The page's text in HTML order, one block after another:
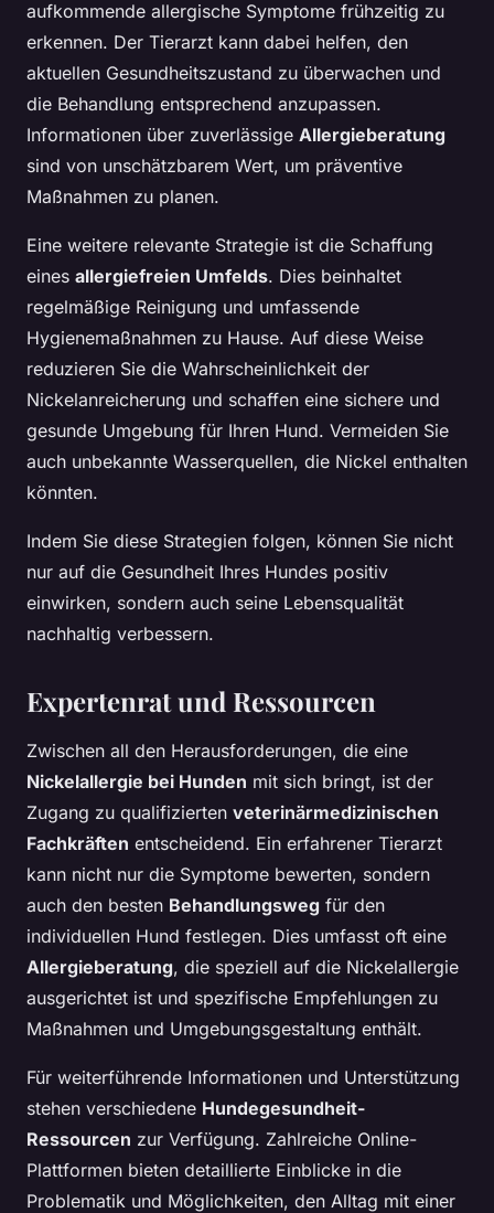
aufkommende allergische Symptome frühzeitig zu
erkennen. Der Tierarzt kann dabei helfen, den
aktuellen Gesundheitszustand zu überwachen und
die Behandlung entsprechend anzupassen.
Informationen über zuverlässige Allergieberatung
sind von unschätzbarem Wert, um präventive
Maßnahmen zu planen.
Eine weitere relevante Strategie ist die Schaffung
eines allergiefreien Umfelds. Dies beinhaltet
regelmäßige Reinigung und umfassende
Hygienemaßnahmen zu Hause. Auf diese Weise
reduzieren Sie die Wahrscheinlichkeit der
Nickelanreicherung und schaffen eine sichere und
gesunde Umgebung für Ihren Hund. Vermeiden Sie
auch unbekannte Wasserquellen, die Nickel enthalten
könnten.
Indem Sie diese Strategien folgen, können Sie nicht
nur auf die Gesundheit Ihres Hundes positiv
einwirken, sondern auch seine Lebensqualität
nachhaltig verbessern.
Expertenrat und Ressourcen
Zwischen all den Herausforderungen, die eine
Nickelallergie bei Hunden mit sich bringt, ist der
Zugang zu qualifizierten veterinärmedizinischen
Fachkräften entscheidend. Ein erfahrener Tierarzt
kann nicht nur die Symptome bewerten, sondern
auch den besten Behandlungsweg für den
individuellen Hund festlegen. Dies umfasst oft eine
Allergieberatung, die speziell auf die Nickelallergie
ausgerichtet ist und spezifische Empfehlungen zu
Maßnahmen und Umgebungsgestaltung enthält.
Für weiterführende Informationen und Unterstützung
stehen verschiedene Hundegesundheit-
Ressourcen zur Verfügung. Zahlreiche Online-
Plattformen bieten detaillierte Einblicke in die
Problematik und Möglichkeiten, den Alltag mit einer